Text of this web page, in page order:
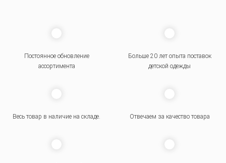
Постоянное обновление
ассортимента
Больше 20 лет опыта поставок
детской одежды
Весь товар в наличие на складе. Отвечаем за качество товара